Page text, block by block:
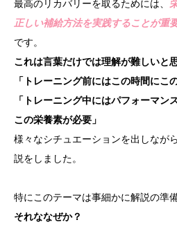
最高のリカバリーを取るためには、
正しい補給方法を実践することが重
です。
これは言葉だけでは理解が難しいと
「トレーニング前にはこの時間にこ
「トレーニング中にはパフォーマン
この栄養素が必要」
様々なシチュエーションを出しなが
説をしました。
特にこのテーマは事細かに解説の準
それななぜか？